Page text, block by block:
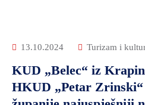
13.10.2024 Turizam i
KUD „Belec“ iz
HKUD „Petar